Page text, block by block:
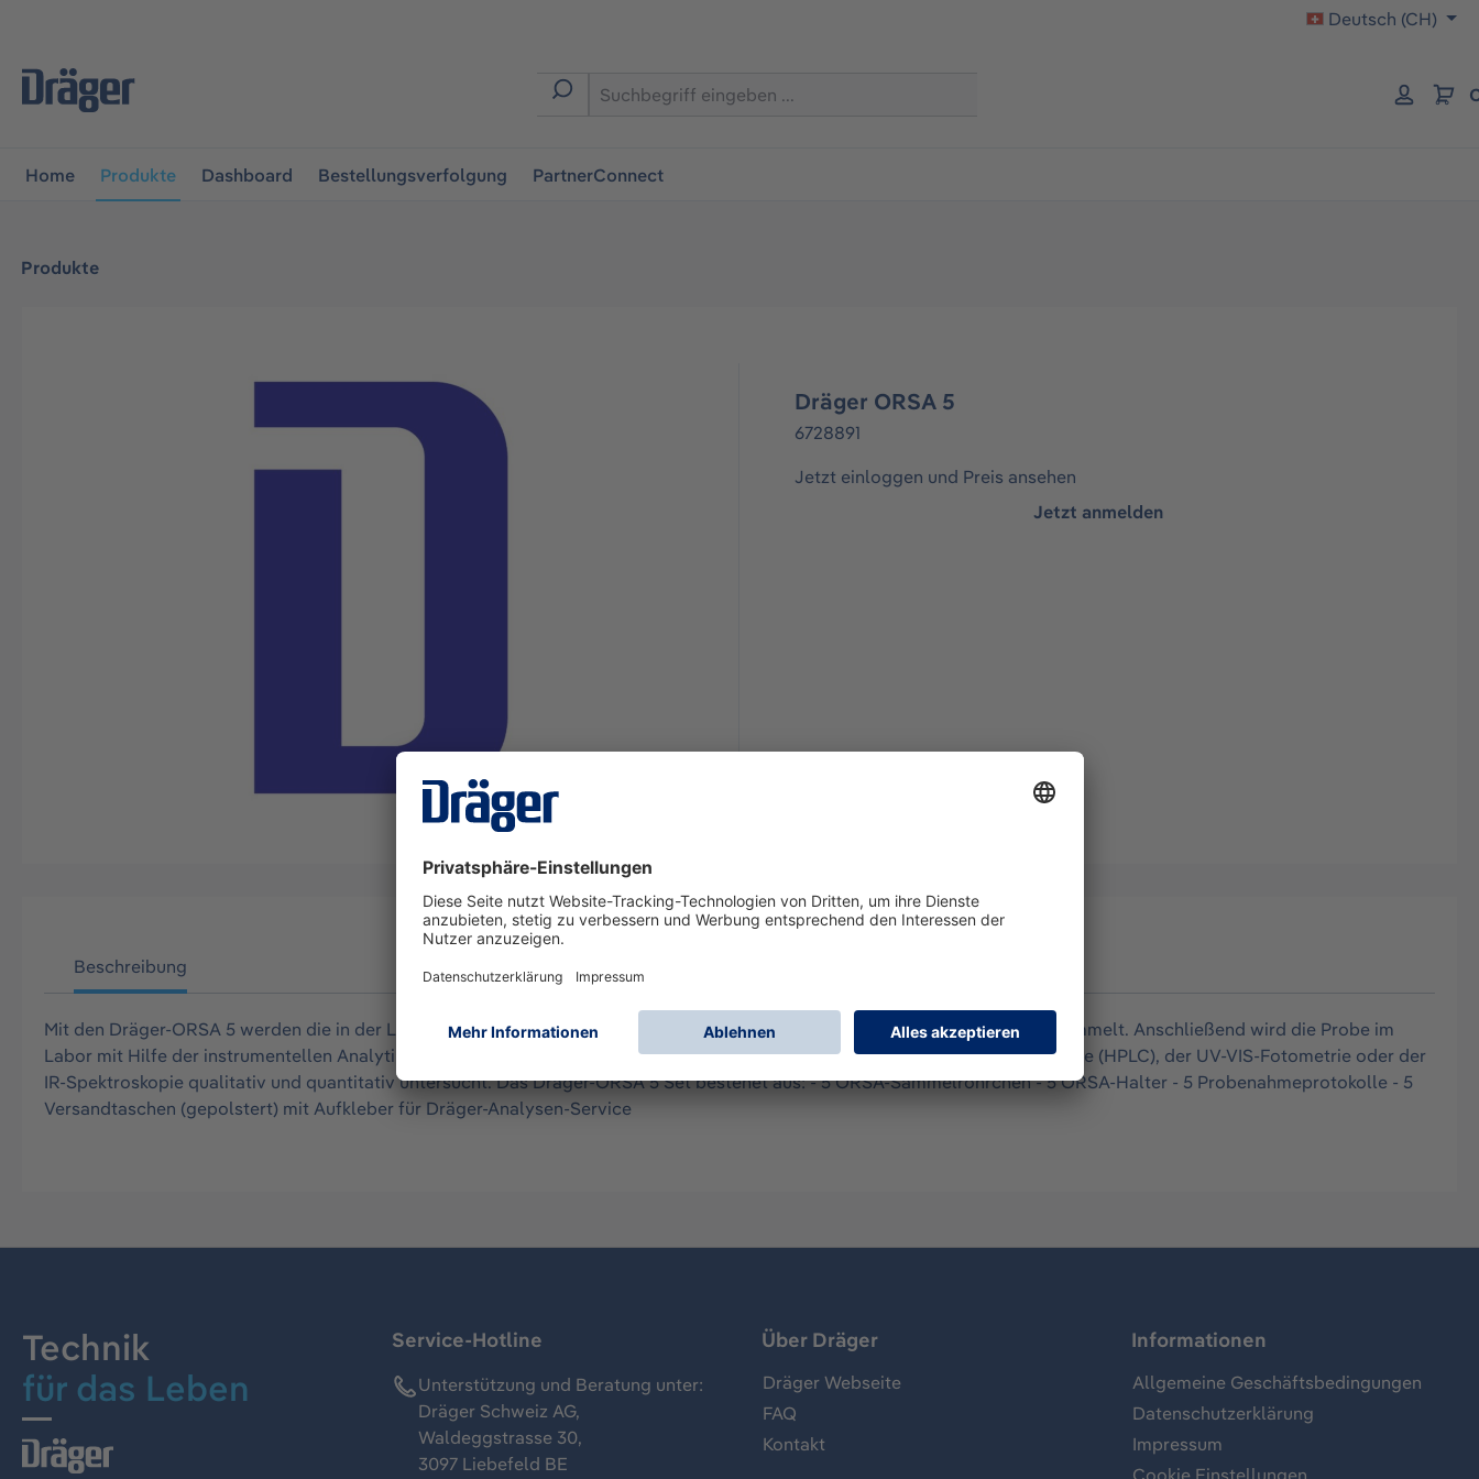
Deutsch (CH)
Home Produkte Dashboard Bestellungsverfolgung PartnerConnect
Produkte
Dräger ORSA 5
6728891
Jetzt einloggen und Preis ansehen
Jetzt anmelden
Beschreibung
Mit den Dräger-ORSA 5 werden die in der Luft enthaltenen Gefahrstoffe zunächst durch Adsorption oder Chemisorption gesammelt. Anschließend wird die Probe im
Labor mit Hilfe der instrumentellen Analytik wie z. B. der Gaschromatografie (GC), der Hochleistungsflüssigkeitschromatografie (HPLC), der UV-VIS-Fotometrie oder der
IR-Spektroskopie qualitativ und quantitativ untersucht. Das Dräger-ORSA 5 Set bestehet aus: - 5 ORSA-Sammelröhrchen - 5 ORSA-Halter - 5 Probenahmeprotokolle - 5
Versandtaschen (gepolstert) mit Aufkleber für Dräger-Analysen-Service
Technik
für das Leben
Service-Hotline
Unterstützung und Beratung unter:
Dräger Schweiz AG,
Waldeggstrasse 30,
3097 Liebefeld BE
Über Dräger
Dräger Webseite
FAQ
Kontakt
Informationen
Allgemeine Geschäftsbedingungen
Datenschutzerklärung
Impressum